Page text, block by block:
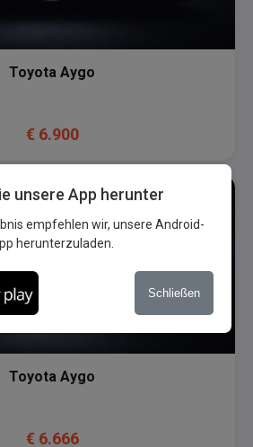
Toyota Aygo
€ 6.900
Toyota Aygo
€ 6.666
unsere App herunter
empfehlen wir, unsere Android-
herunterzuladen.
Schließen